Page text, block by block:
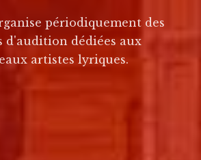
périodiquement des
d'audition dédiées aux
artistes lyriques.